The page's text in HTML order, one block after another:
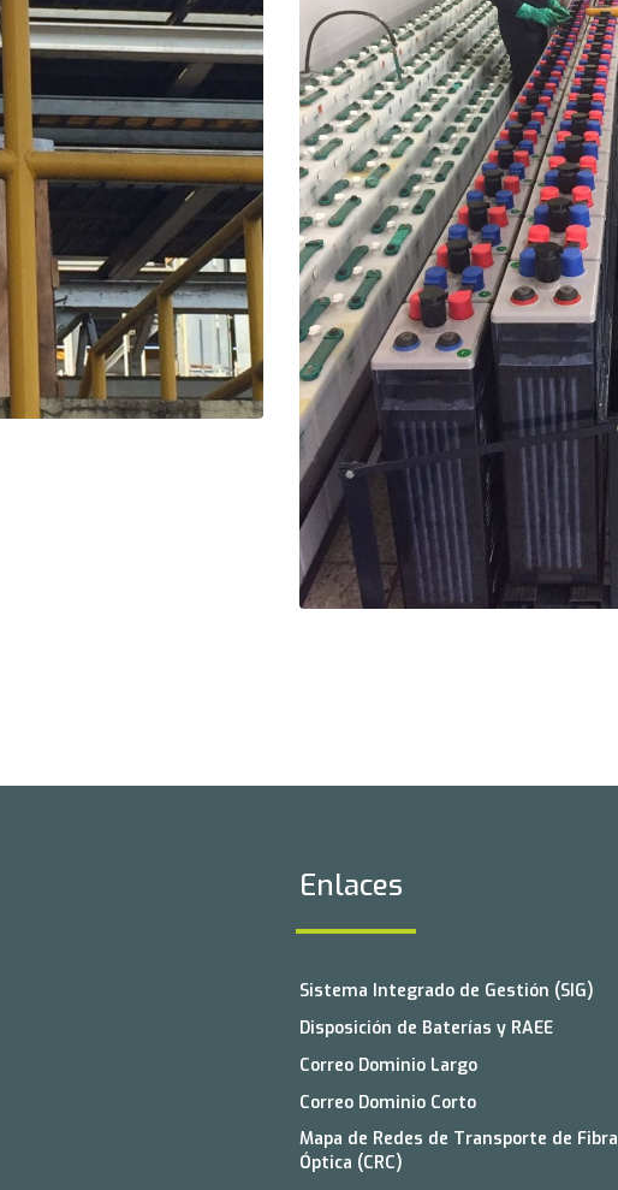
Enlaces
Sistema Integrado de Gestión (SIG)
Disposición de Baterías y RAEE
Correo Dominio Largo
Correo Dominio Corto
Mapa de Redes de Transporte de Fibra
Óptica (CRC)